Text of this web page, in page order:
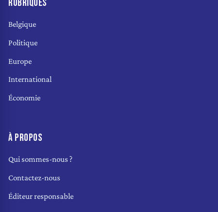
RUBRIQUES
Belgique
Politique
Europe
International
Économie
À PROPOS
Qui sommes-nous ?
Contactez-nous
Éditeur responsable